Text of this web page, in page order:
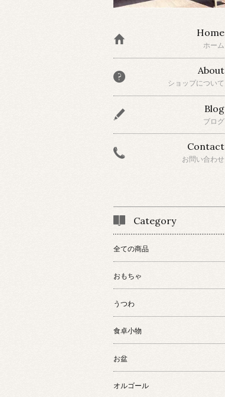
Home
ホーム
About
ショップについて
Blog
ブログ
Contact
お問い合わせ
Category
全ての商品
おもちゃ
うつわ
食卓小物
お盆
オルゴール